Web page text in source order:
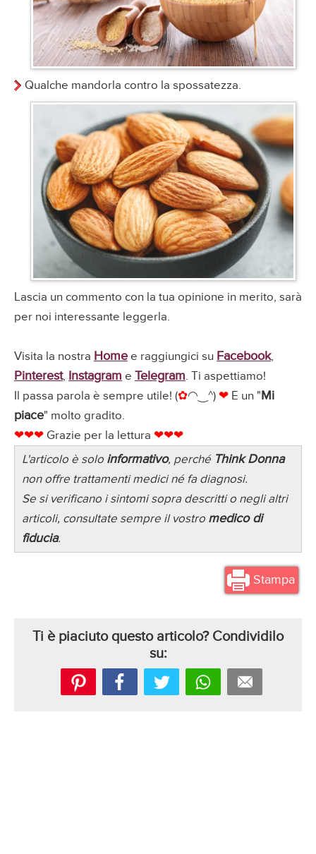
Qualche mandorla contro la spossatezza.
Lascia un commento con la tua opinione in merito, sarà
per noi interessante leggerla.
Visita la nostra Home e raggiungici su Facebook,
Pinterest, Instagram e Telegram. Ti aspettiamo!
Il passa parola è sempre utile! (✿◠‿^) ❤ E un "Mi
piace" molto gradito.
❤❤❤ Grazie per la lettura ❤❤❤
L'articolo è solo informativo, perché Think Donna
non offre trattamenti medici né fa diagnosi.
Se si verificano i sintomi sopra descritti o negli altri
articoli, consultate sempre il vostro medico di
fiducia.
Stampa
Ti è piaciuto questo articolo? Condividilo
su: